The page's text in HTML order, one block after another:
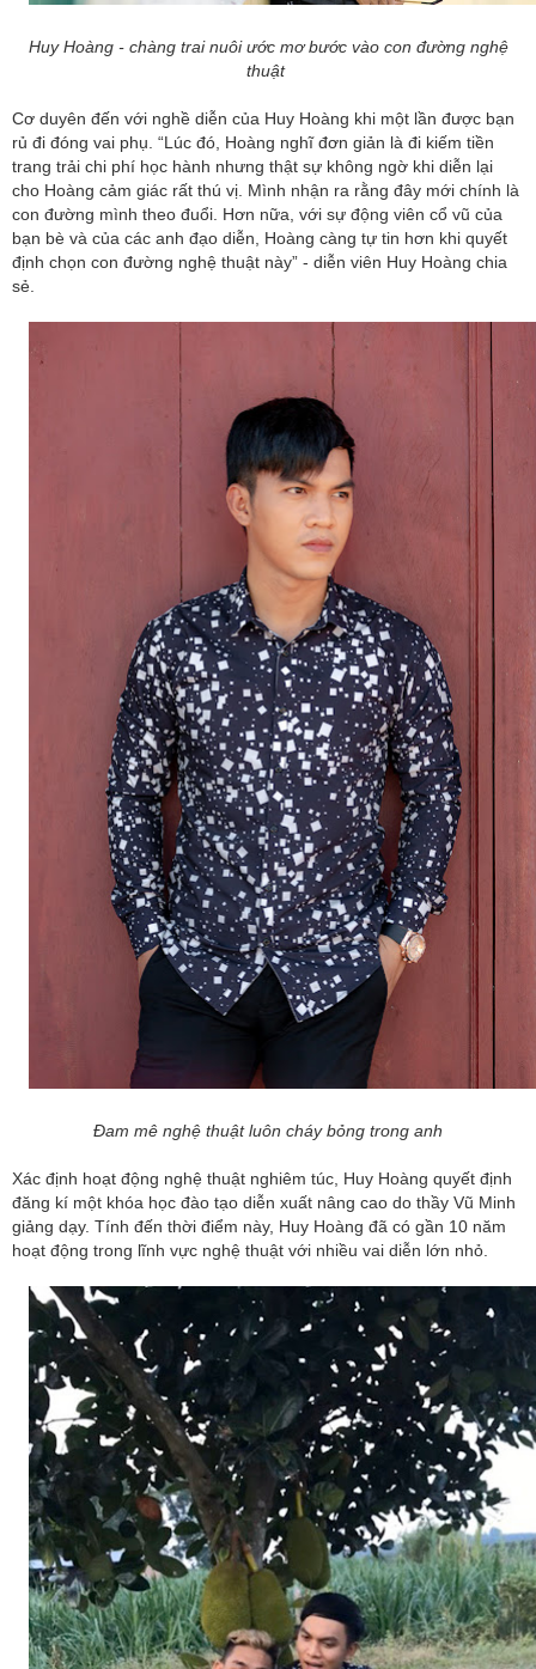
Huy Hoàng - chàng trai nuôi ước mơ bước vào con đường nghệ
thuật
Cơ duyên đến với nghề diễn của Huy Hoàng khi một lần được bạn
rủ đi đóng vai phụ. “Lúc đó, Hoàng nghĩ đơn giản là đi kiếm tiền
trang trải chi phí học hành nhưng thật sự không ngờ khi diễn lại
cho Hoàng cảm giác rất thú vị. Mình nhận ra rằng đây mới chính là
con đường mình theo đuổi. Hơn nữa, với sự động viên cổ vũ của
bạn bè và của các anh đạo diễn, Hoàng càng tự tin hơn khi quyết
định chọn con đường nghệ thuật này” - diễn viên Huy Hoàng chia
sẻ.
Đam mê nghệ thuật luôn cháy bỏng trong anh
Xác định hoạt động nghệ thuật nghiêm túc, Huy Hoàng quyết định
đăng kí một khóa học đào tạo diễn xuất nâng cao do thầy Vũ Minh
giảng dạy. Tính đến thời điểm này, Huy Hoàng đã có gần 10 năm
hoạt động trong lĩnh vực nghệ thuật với nhiều vai diễn lớn nhỏ.